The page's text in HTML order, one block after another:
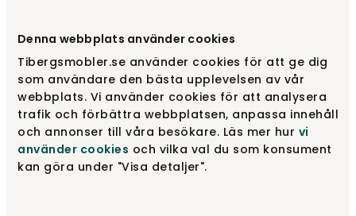
Denna webbplats använder cookies
Tibergsmobler.se använder cookies för att ge dig
som användare den bästa upplevelsen av vår
webbplats. Vi använder cookies för att analysera
trafik och förbättra webbplatsen, anpassa innehåll
och annonser till våra besökare. Läs mer hur vi
använder cookies och vilka val du som konsument
kan göra under "Visa detaljer".